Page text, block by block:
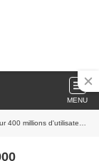
MENU
millions d'utilisateurs...